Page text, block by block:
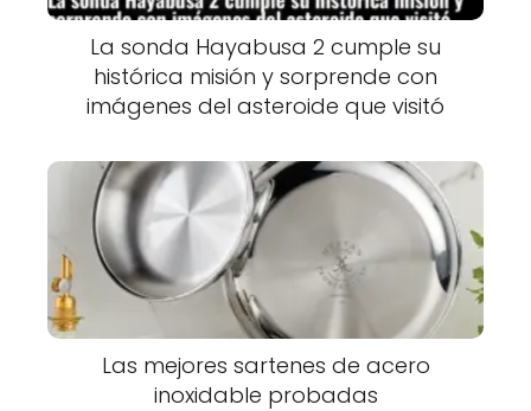
La sonda Hayabusa 2 cumple su
histórica misión y sorprende con
imágenes del asteroide que visitó
Las mejores sartenes de acero
inoxidable probadas